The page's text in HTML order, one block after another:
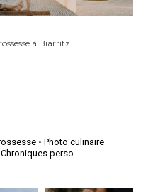
à Biarritz
• Photo culinaire
Chroniques perso